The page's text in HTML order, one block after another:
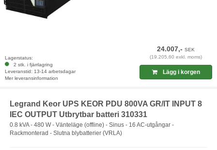
Lagerstatus:
2 stk. i fjärrlagring
Leveranstid: 13-14 arbetsdagar
Mer leveransinformation
24.007,-SEK
(19.205,60 exkl. moms)
Lägg i korgen
Legrand Keor UPS KEOR PDU 800VA GR/IT INPUT 8
IEC OUTPUT Utbrytbar batteri 310331
0.8 kVA - 480 W - Vänteläge (offline) - Sinus - 16 AC-utgångar -
Rackmonterad - Slutna blybatterier (VRLA)